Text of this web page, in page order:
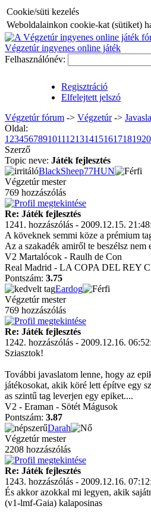
Cookie/süti kezelés
Weboldalainkon cookie-kat (sütiket)
Végzetúr ingyenes online játék
Felhasználónév:
Regisztráció
Elfelejtett jelszó
Végzetúr fórum -> Végzetúr->
Oldal:
1 234567891011121314151617181920
Szerző
Topic neve: Játék fejlesztés
BlackSheep77HUN
Végzetúr mester
769 hozzászólás
Re: Játék fejlesztés
1241. hozzászólás - 2009.12.15.
A köveknek semmi köze a prémium
Az a szakadék amiről te beszélsz
V2 Martalócok - Raulh de Con
Real Madrid - LA COPA DEL REY
Pontszám: 3.75
Eardog
Végzetúr mester
769 hozzászólás
Re: Játék fejlesztés
1242. hozzászólás - 2009.12.16.
Sziasztok!
További javaslatom lenne, hogy az
játékosokat, akik köré lett építve egy
as szintű tag leverjen egy epiket....
V2 - Eraman - Sötét Mágusok
Pontszám: 3.87
Darah
Végzetúr mester
2208 hozzászólás
Re: Játék fejlesztés
1243. hozzászólás - 2009.12.16.
És akkor azokkal mi legyen, akik
(v1-lmf-Gaia) kalaposinas